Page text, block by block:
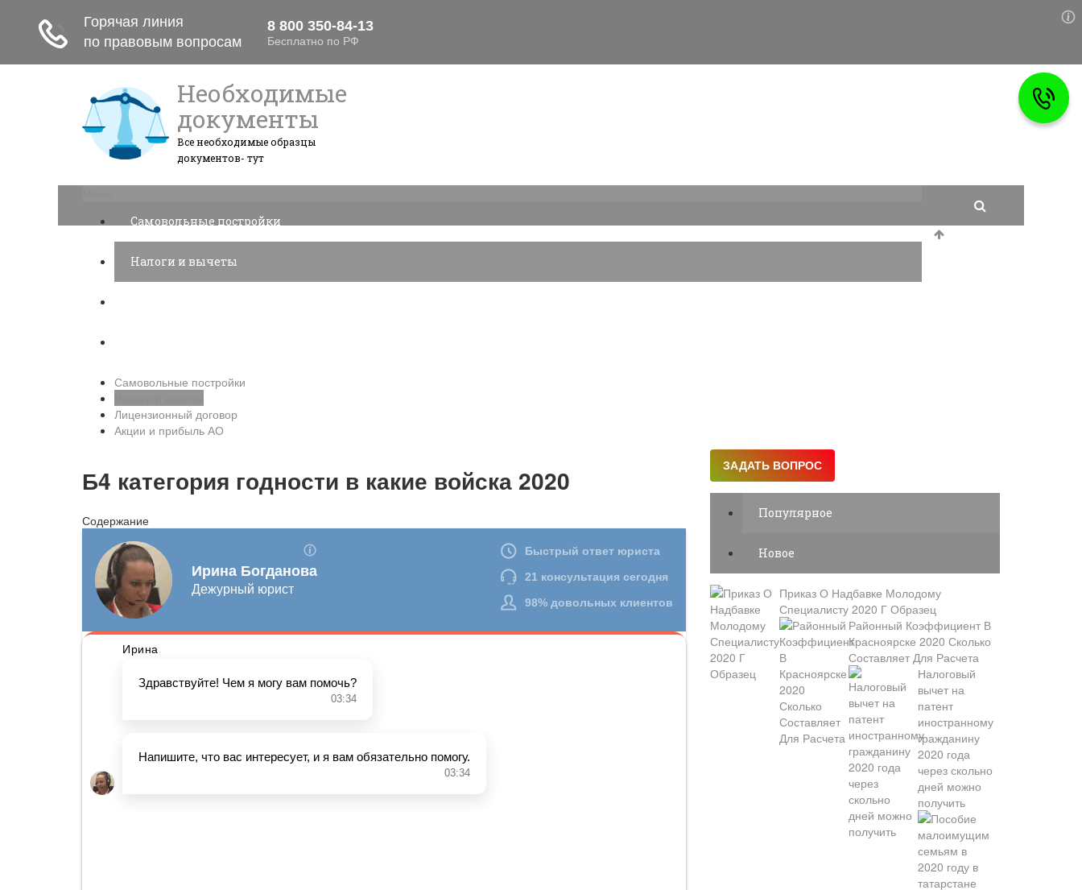
Необходимые
документы
Все необходимые образцы
документов- тут
Самовольные постройки
Налоги и вычеты
Самовольные постройки
Лицензионный договор
Акции и прибыль АО
Б4 категория годности в какие войска 2020
Содержание Популярное
Новое
Приказ О Надбавке Молодому
Специалисту 2020 Г Образец
Районный Коэффициент В
Красноярске 2020 Сколько
Составляет Для Расчета
Налоговый
вычет на
патент
иностранному
гражданину
2020 года
через скольно
дней можно
получить